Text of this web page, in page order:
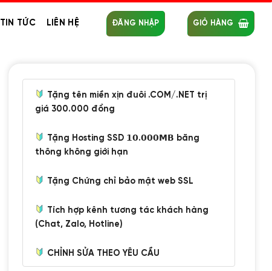
TIN TỨC LIÊN HỆ ĐĂNG NHẬP GIỎ HÀNG
Tặng tên miền xịn đuôi .COM/.NET trị
giá 300.000 đồng
Tặng Hosting SSD 𝟭𝟬.𝟬𝟬𝟬𝗠𝗕 băng
thông không giới hạn
Tặng Chứng chỉ bảo mật web SSL
Tích hợp kênh tương tác khách hàng
(Chat, Zalo, Hotline)
CHỈNH SỬA THEO YÊU CẦU